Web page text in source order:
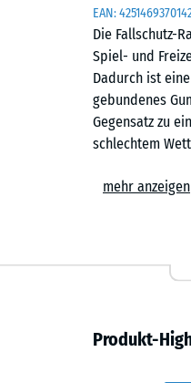
EAN:
Die Fallschutz-
Spiel- und
Dadurch ist
gebundenes
Gegensatz zu
schlechtem
Die Matte ist
mehr anzeigen
Produkt-